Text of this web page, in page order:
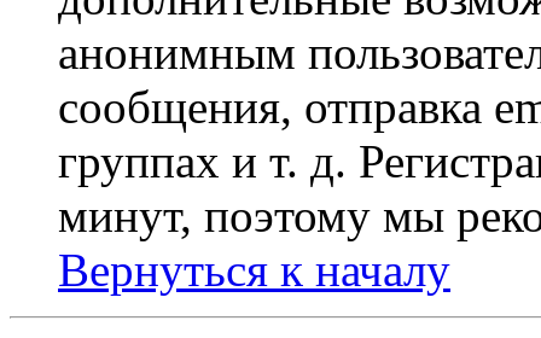
анонимным
сообщения, отправка
группах и т. д.
минут, поэтому мы
Вернуться к началу